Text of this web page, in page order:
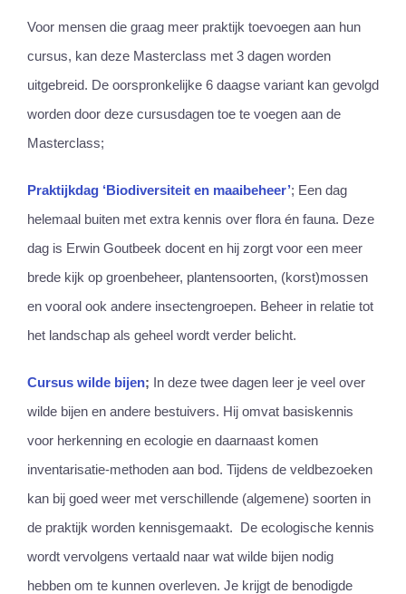
Voor mensen die graag meer praktijk toevoegen aan hun
cursus, kan deze Masterclass met 3 dagen worden
uitgebreid. De oorspronkelijke 6 daagse variant kan gevolgd
worden door deze cursusdagen toe te voegen aan de
Masterclass;
Praktijkdag ‘Biodiversiteit en maaibeheer’; Een dag
helemaal buiten met extra kennis over flora én fauna. Deze
dag is Erwin Goutbeek docent en hij zorgt voor een meer
brede kijk op groenbeheer, plantensoorten, (korst)mossen
en vooral ook andere insectengroepen. Beheer in relatie tot
het landschap als geheel wordt verder belicht.
Cursus wilde bijen; In deze twee dagen leer je veel over
wilde bijen en andere bestuivers. Hij omvat basiskennis
voor herkenning en ecologie en daarnaast komen
inventarisatie-­methoden aan bod. Tijdens de veldbezoeken
kan bij goed weer met verschillende (algemene) soorten in
de praktijk worden kennisgemaakt. De ecologische kennis
wordt vervolgens vertaald naar wat wilde bijen nodig
hebben om te kunnen overleven. Je krijgt de benodigde